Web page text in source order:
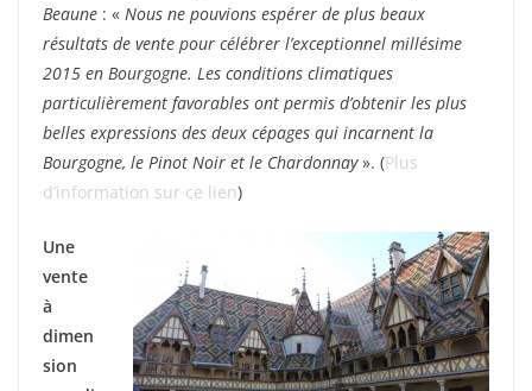
Beaune : « Nous ne pouvions espérer de plus beaux
résultats de vente pour célébrer l’exceptionnel millésime
2015 en Bourgogne. Les conditions climatiques
particulièrement favorables ont permis d’obtenir les plus
belles expressions des deux cépages qui incarnent la
Bourgogne, le Pinot Noir et le Chardonnay». (Plus
d’information sur ce lien)
Une
vente
à
dimen
sion